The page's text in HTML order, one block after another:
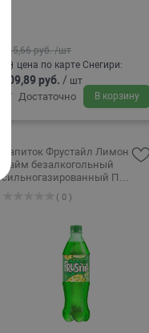
115,66 руб. /шт
цена по карте Снегири:
109,89 руб. / шт
Достаточно В корзину
Напиток Фрустайл Лимон
Лайм безалкогольный
сильногазированный ПЭТ
( 0 )